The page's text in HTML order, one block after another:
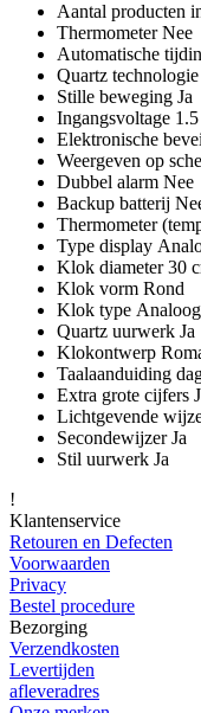
Aantal producten
Thermometer Nee
Automatische
Quartz technologie
Stille beweging Ja
Ingangsvoltage
Elektronische
Weergeven op
Dubbel alarm Nee
Backup batterij
Thermometer
Type display
Klok diameter 30
Klok vorm Rond
Klok type Analoog
Quartz uurwerk Ja
Klokontwerp
Taalaanduiding
Extra grote cijfers
Lichtgevende
Secondewijzer Ja
Stil uurwerk Ja
!
Klantenservice
Retouren en Defecten
Voorwaarden
Privacy
Bestel procedure
Bezorging
Verzendkosten
Levertijden
afleveradres